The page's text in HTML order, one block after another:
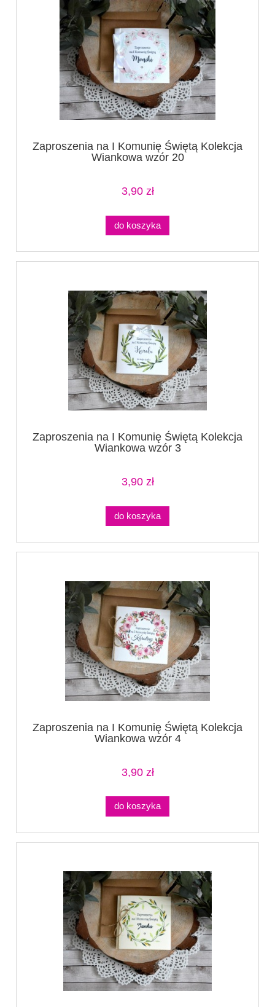
Zaproszenia na I Komunię Świętą Kolekcja
Wiankowa wzór 20
3,90 zł
do koszyka
Zaproszenia na I Komunię Świętą Kolekcja
Wiankowa wzór 3
3,90 zł
do koszyka
Zaproszenia na I Komunię Świętą Kolekcja
Wiankowa wzór 4
3,90 zł
do koszyka